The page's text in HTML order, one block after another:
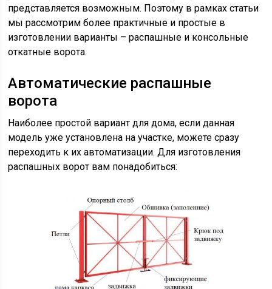
представляется возможным. Поэтому в рамках статьи
мы рассмотрим более практичные и простые в
изготовлении варианты – распашные и консольные
откатные ворота.
Автоматические распашные
ворота
Наиболее простой вариант для дома, если данная
модель уже установлена на участке, можете сразу
переходить к их автоматизации. Для изготовления
распашных ворот вам понадобиться: